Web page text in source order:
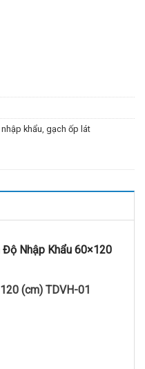
khẩu, gạch ốp lát
Độ Nhập Khẩu 60×120
(cm) TDVH-01